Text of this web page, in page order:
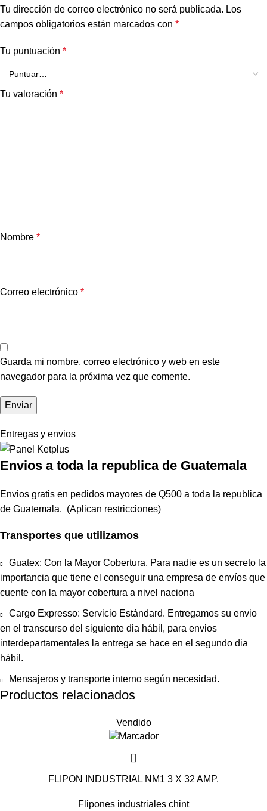
Tu dirección de correo electrónico no será publicada. Los
campos obligatorios están marcados con *
Tu puntuación *
Tu valoración *
Nombre *
Correo electrónico *
Guarda mi nombre, correo electrónico y web en este
navegador para la próxima vez que comente.
Entregas y envios
Envios a toda la republica de Guatemala
Envios gratis en pedidos mayores de Q500 a toda la republica
de Guatemala. (Aplican restricciones)
Transportes que utilizamos
Guatex: Con la Mayor Cobertura. Para nadie es un secreto la
importancia que tiene el conseguir una empresa de envíos que
cuente con la mayor cobertura a nivel naciona
Cargo Expresso: Servicio Estándard. Entregamos su envio
en el transcurso del siguiente dia hábil, para envios
interdepartamentales la entrega se hace en el segundo dia
hábil.
Mensajeros y transporte interno según necesidad.
Productos relacionados
Vendido
FLIPON INDUSTRIAL NM1 3 X 32 AMP.
Flipones industriales chint